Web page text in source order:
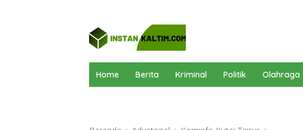
Home Berita Kriminal Politik Olahraga